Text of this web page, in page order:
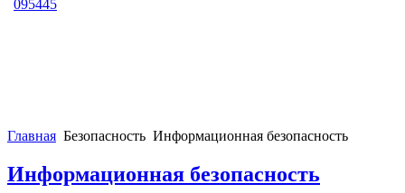
Главная Безопасность Информационная безопасность
Информационная безопасность